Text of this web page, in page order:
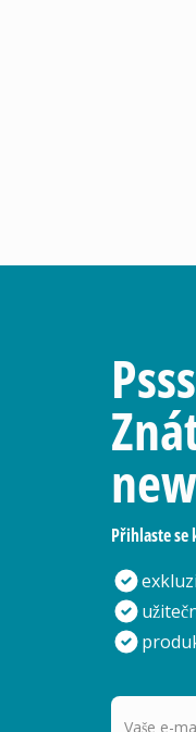
Přihlaste se
Vaše e-